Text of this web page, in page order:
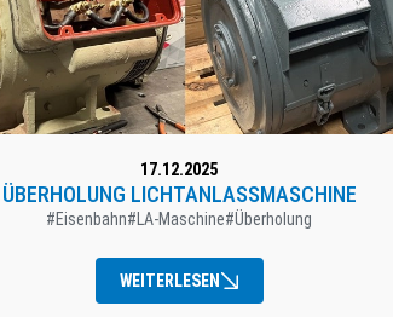
17.12.2025
ÜBERHOLUNG LICHTANLASSMASCHINE
#Eisenbahn#LA-Maschine#Überholung
WEITERLESEN